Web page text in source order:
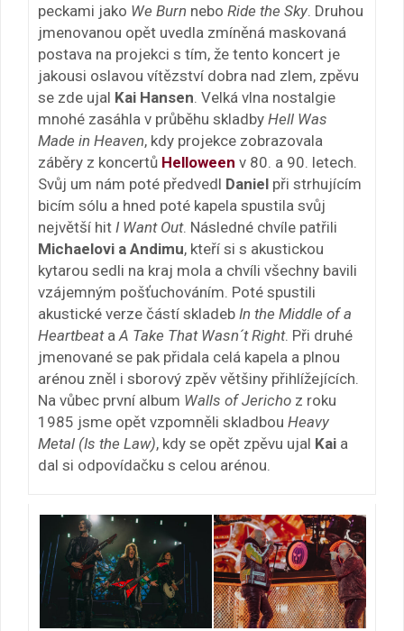
peckami jako We Burn nebo Ride the Sky . Druhou
jmenovanou opět uvedla zmíněná maskovaná
postava na projekci s tím, že tento koncert je
jakousi oslavou vítězství dobra nad zlem, zpěvu
se zde ujal Kai Hansen . Velká vlna nostalgie
mnohé zasáhla v průběhu skladby Hell Was
Made in Heaven, kdy projekce zobrazovala
záběry z koncertů Helloween v 80. a 90. letech.
Svůj um nám poté předvedl Daniel při strhujícím
bicím sólu a hned poté kapela spustila svůj
největší hit I Want Out. Následné chvíle patřili
Michaelovi a Andimu, kteří si s akustickou
kytarou sedli na kraj mola a chvíli všechny bavili
vzájemným pošťuchováním. Poté spustili
akustické verze částí skladeb In the Middle of a
Heartbeata A Take That Wasn´t Right. Při druhé
jmenované se pak přidala celá kapela a plnou
arénou zněl i sborový zpěv většiny přihlížejících.
Na vůbec první album Walls of Jericho z roku
1985 jsme opět vzpomněli skladbou Heavy
Metal (Is the Law), kdy se opět zpěvu ujal Kai a
dal si odpovídačku s celou arénou.